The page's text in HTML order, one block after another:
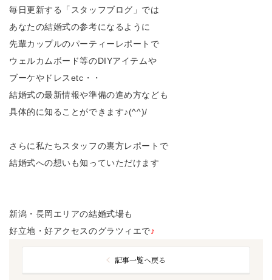
毎日更新する「スタッフブログ」では
あなたの結婚式の参考になるように
先輩カップルのパーティーレポートで
ウェルカムボード等のDIYアイテムや
ブーケやドレスetc・・
結婚式の最新情報や準備の進め方なども
具体的に知ることができます♪(^^)/
さらに私たちスタッフの裏方レポートで
結婚式への想いも知っていただけます
新潟・長岡エリアの結婚式場も
好立地・好アクセスのグラツィエで♪
記事一覧へ戻る